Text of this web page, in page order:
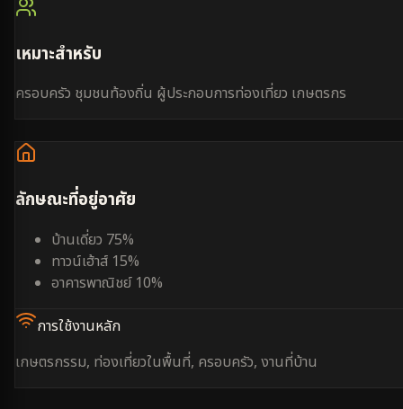
เหมาะสำหรับ
ครอบครัว ชุมชนท้องถิ่น ผู้ประกอบการท่องเที่ยว เกษตรกร
ลักษณะที่อยู่อาศัย
บ้านเดี่ยว 75%
ทาวน์เฮ้าส์ 15%
อาคารพาณิชย์ 10%
การใช้งานหลัก
เกษตรกรรม, ท่องเที่ยวในพื้นที่, ครอบครัว, งานที่บ้าน